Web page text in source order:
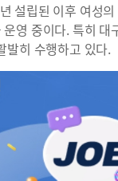
설립된 이후 여성
영 중이다. 특히
발히 수행하고 있다.